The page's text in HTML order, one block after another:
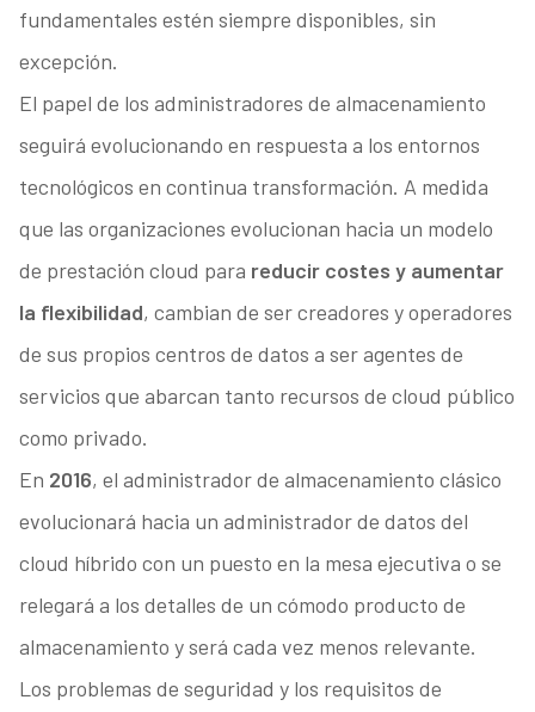
fundamentales estén siempre disponibles, sin
excepción.
El papel de los administradores de almacenamiento
seguirá evolucionando en respuesta a los entornos
tecnológicos en continua transformación. A medida
que las organizaciones evolucionan hacia un modelo
de prestación cloud para reducir costes y aumentar
la flexibilidad, cambian de ser creadores y operadores
de sus propios centros de datos a ser agentes de
servicios que abarcan tanto recursos de cloud público
como privado.
En 2016, el administrador de almacenamiento clásico
evolucionará hacia un administrador de datos del
cloud híbrido con un puesto en la mesa ejecutiva o se
relegará a los detalles de un cómodo producto de
almacenamiento y será cada vez menos relevante.
Los problemas de seguridad y los requisitos de